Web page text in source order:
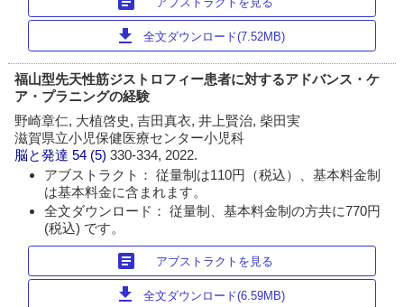
download 全文ダウンロード(7.52MB)
福山型先天性筋ジストロフィー患者に対するアドバンス・ケ
ア・プラニングの経験
野崎章仁, 大植啓史, 吉田真衣, 井上賢治, 柴田実
滋賀県立小児保健医療センター小児科
脳と発達 54 (5)330-334, 2022.
アブストラクト： 従量制は110円（税込）、基本料金制
は基本料金に含まれます。
全文ダウンロード： 従量制、基本料金制の方共に770円
(税込) です。
article アブストラクトを見る
download 全文ダウンロード(6.59MB)